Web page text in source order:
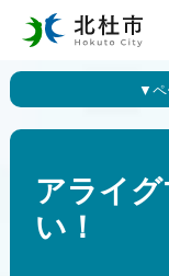
アライ
い！